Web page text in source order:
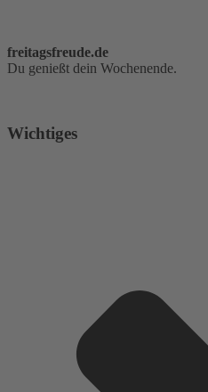
freitagsfreude.de
Du genießt dein Wochenende.
Wichtiges